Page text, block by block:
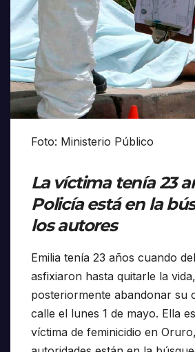
Foto: Ministerio Público
La víctima tenía 23
Policía está en la
los autores
Emilia tenía 23 años cuando
asfixiaron hasta quitarle la
posteriormente abandonar su
calle el lunes 1 de mayo. Ella
víctima de feminicidio en